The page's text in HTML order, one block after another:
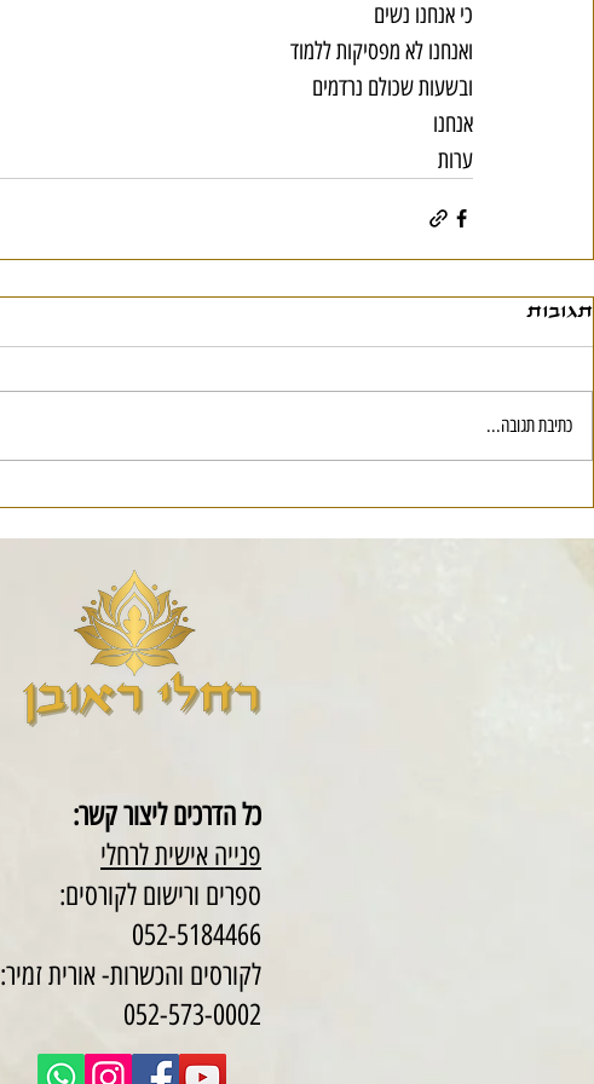
כי אנחנו נשים
ואנחנו לא מפסיקות ללמוד
ובשעות שכולם נרדמים
אנחנו
ערות
תגובות
כתיבת תגובה...
כל הדרכים ליצור קשר:
פנייה אישית לרחלי
ספרים ורישום לקורסים:
052-5184466
לקורסים והכשרות- אורית זמיר:
052-573-0002